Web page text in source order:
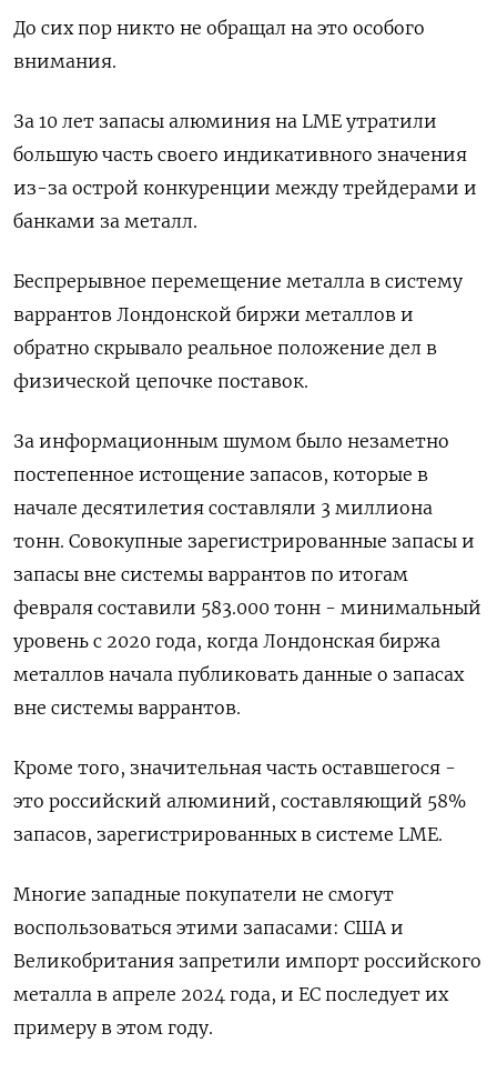
До сих пор ‌никто не обращал на это особого
внимания.
За 10 лет запасы алюминия на LME утратили
большую часть своего индикативного значения
из-за острой конкуренции между трейдерами и
банками ​за металл.
Беспрерывное перемещение металла в систему
варрантов Лондонской биржи металлов и
обратно скрывало реальное положение дел в
физической цепочке поставок.
За информационным шумом было незаметно
‌постепенное истощение запасов, которые в
начале десятилетия составляли 3 миллиона
тонн. Совокупные зарегистрированные запасы и
запасы вне системы варрантов по итогам
февраля составили 583.000 тонн - минимальный
уровень ​с 2020 года, когда Лондонская биржа
металлов начала публиковать данные о запасах
вне системы варрантов.
Кроме того, значительная часть оставшегося -
это российский алюминий, составляющий 58%
‌запасов, зарегистрированных в системе LME.
Многие западные покупатели не смогут
воспользоваться этими запасами: США и
Великобритания запретили импорт российского
металла в апреле 2024 года, и ЕС последует их
примеру в этом году.